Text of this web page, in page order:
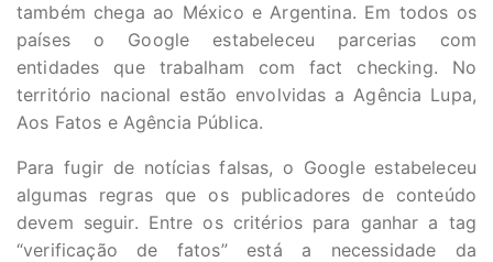
também chega ao México e Argentina. Em todos os
países o Google estabeleceu parcerias com
entidades que trabalham com fact checking. No
território nacional estão envolvidas a Agência Lupa,
Aos Fatos e Agência Pública.
Para fugir de notícias falsas, o Google estabeleceu
algumas regras que os publicadores de conteúdo
devem seguir. Entre os critérios para ganhar a tag
“verificação de fatos” está a necessidade da